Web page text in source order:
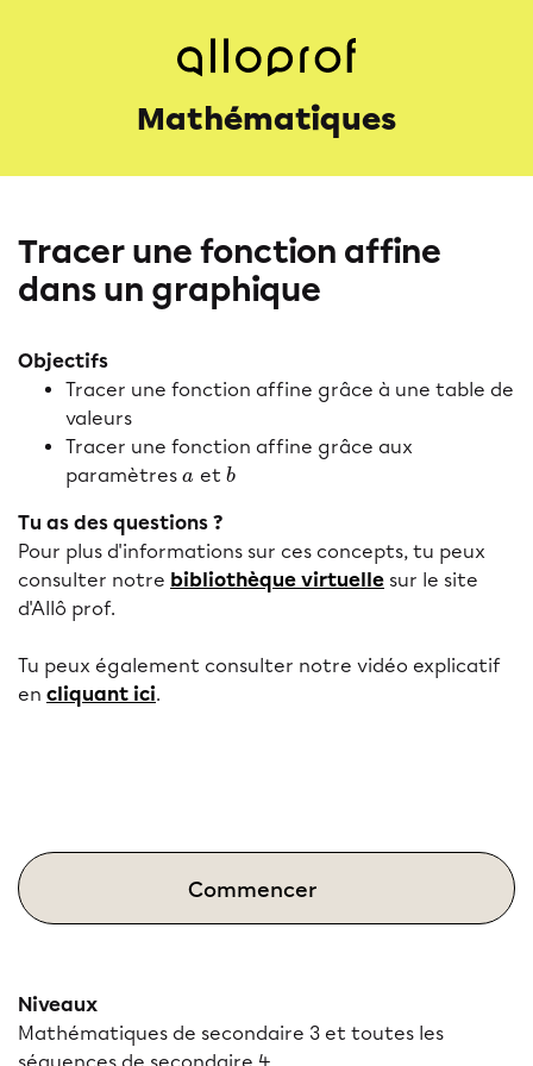
Mathématiques
Tracer une fonction affine
dans un graphique
Objectifs
Tracer une fonction affine grâce à une table de
valeurs
Tracer une fonction affine grâce aux
paramètres a
a et b
b
Tu as des questions ?
Pour plus d'informations sur ces concepts, tu peux
consulter notre bibliothèque virtuelle sur le site
d'Allô prof.
Tu peux également consulter notre vidéo explicatif
en cliquant ici.
Commencer
Niveaux
Mathématiques de secondaire 3 et toutes les